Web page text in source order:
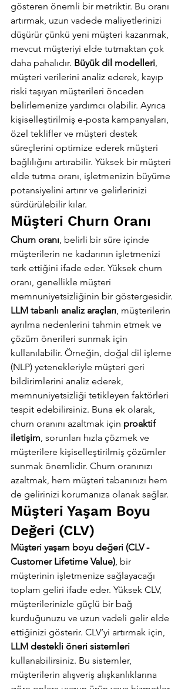
gösteren önemli bir metriktir. Bu oranı
artırmak, uzun vadede maliyetlerinizi
düşürür çünkü yeni müşteri kazanmak,
mevcut müşteriyi elde tutmaktan çok
daha pahalıdır. Büyük dil modelleri,
müşteri verilerini analiz ederek, kayıp
riski taşıyan müşterileri önceden
belirlemenize yardımcı olabilir. Ayrıca
kişiselleştirilmiş e-posta kampanyaları,
özel teklifler ve müşteri destek
süreçlerini optimize ederek müşteri
bağlılığını artırabilir. Yüksek bir müşteri
elde tutma oranı, işletmenizin büyüme
potansiyelini artırır ve gelirlerinizi
sürdürülebilir kılar.
Müşteri Churn Oranı
Churn oranı, belirli bir süre içinde
müşterilerin ne kadarının işletmenizi
terk ettiğini ifade eder. Yüksek churn
oranı, genellikle müşteri
memnuniyetsizliğinin bir göstergesidir.
LLM tabanlı analiz araçları, müşterilerin
ayrılma nedenlerini tahmin etmek ve
çözüm önerileri sunmak için
kullanılabilir. Örneğin, doğal dil işleme
(NLP) yetenekleriyle müşteri geri
bildirimlerini analiz ederek,
memnuniyetsizliği tetikleyen faktörleri
tespit edebilirsiniz. Buna ek olarak,
churn oranını azaltmak için proaktif
iletişim, sorunları hızla çözmek ve
müşterilere kişiselleştirilmiş çözümler
sunmak önemlidir. Churn oranınızı
azaltmak, hem müşteri tabanınızı hem
de gelirinizi korumanıza olanak sağlar.
Müşteri Yaşam Boyu
Değeri (CLV)
Müşteri yaşam boyu değeri (CLV -
Customer Lifetime Value), bir
müşterinin işletmenize sağlayacağı
toplam geliri ifade eder. Yüksek CLV,
müşterilerinizle güçlü bir bağ
kurduğunuzu ve uzun vadeli gelir elde
ettiğinizi gösterir. CLV’yi artırmak için,
LLM destekli öneri sistemleri
kullanabilirsiniz. Bu sistemler,
müşterilerin alışveriş alışkanlıklarına